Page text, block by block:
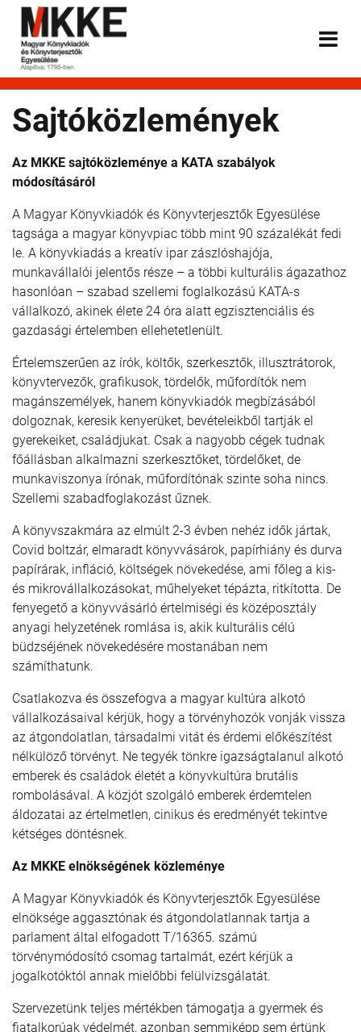
Sajtóközlemények
Az MKKE sajtóközleménye a KATA szabályok
módosításáról
A Magyar Könyvkiadók és Könyvterjesztők Egyesülése
tagsága a magyar könyvpiac több mint 90 százalékát fedi
le. A könyvkiadás a kreatív ipar zászlóshajója,
munkavállalói jelentős része – a többi kulturális ágazathoz
hasonlóan – szabad szellemi foglalkozású KATA-s
vállalkozó, akinek élete 24 óra alatt egzisztenciális és
gazdasági értelemben ellehetetlenült.
Értelemszerűen az írók, költők, szerkesztők, illusztrátorok,
könyvtervezők, grafikusok, tördelők, műfordítók nem
magánszemélyek, hanem könyvkiadók megbízásából
dolgoznak, keresik kenyerüket, bevételeikből tartják el
gyerekeiket, családjukat. Csak a nagyobb cégek tudnak
főállásban alkalmazni szerkesztőket, tördelőket, de
munkaviszonya írónak, műfordítónak szinte soha nincs.
Szellemi szabadfoglakozást űznek.
A könyvszakmára az elmúlt 2-3 évben nehéz idők jártak,
Covid boltzár, elmaradt könyvvásárok, papírhiány és durva
papírárak, infláció, költségek növekedése, ami főleg a kis-
és mikrovállalkozásokat, műhelyeket tépázta, ritkította. De
fenyegető a könyvvásárló értelmiségi és középosztály
anyagi helyzetének romlása is, akik kulturális célú
büdzséjének növekedésére mostanában nem
számíthatunk.
Csatlakozva és összefogva a magyar kultúra alkotó
vállalkozásaival kérjük, hogy a törvényhozók vonják vissza
az átgondolatlan, társadalmi vitát és érdemi előkészítést
nélkülöző törvényt. Ne tegyék tönkre igazságtalanul alkotó
emberek és családok életét a könyvkultúra brutális
rombolásával. A közjót szolgáló emberek érdemtelen
áldozatai az értelmetlen, cinikus és eredményét tekintve
kétséges döntésnek.
Az MKKE elnökségének közleménye
A Magyar Könyvkiadók és Könyvterjesztők Egyesülése
elnöksége aggasztónak és átgondolatlannak tartja a
parlament által elfogadott T/16365. számú
törvénymódosító csomag tartalmát, ezért kérjük a
jogalkotóktól annak mielőbbi felülvizsgálatát.
Szervezetünk teljes mértékben támogatja a gyermek és
fiatalkorúak védelmét, azonban semmiképp sem értünk